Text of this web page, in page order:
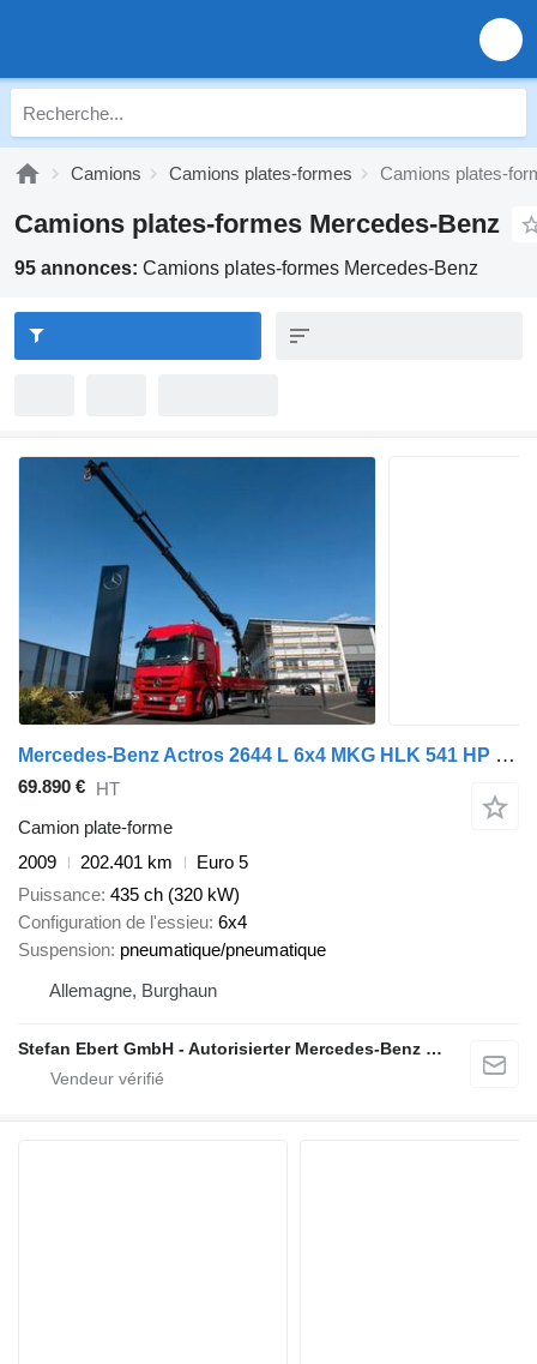
Camions Camions plates-formes Camions plates-
Camions plates-formes Mercedes-Benz
95 annonces: Camions plates-formes Mercedes-Benz
Mercedes-Benz Actros 2644 L 6x4 MKG HLK 541 HP Funk Spitze
69.890 € HT
Camion plate-forme
2009
202.401 km
Euro 5
Puissance 435 ch (320 kW)
Configuration de l'essieu 6x4
Suspension pneumatique/pneumatique
Allemagne, Burghaun
Stefan Ebert GmbH - Autorisierter Mercedes-Benz Servicepartner